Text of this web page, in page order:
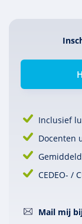
Inclusief
Docenten
CEDEO- /
Mail mij